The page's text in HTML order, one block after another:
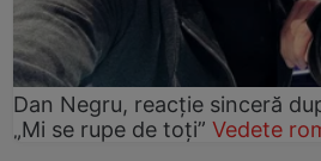
Dan Negru, reacție sinceră
„Mi se rupe de toți” Vedete